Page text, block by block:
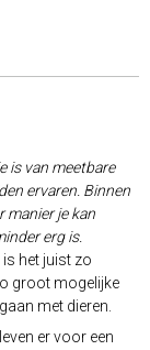
is van meetbare
ervaren. Binnen
manier je kan
erg is.
het juist zo
groot mogelijke
met dieren.
er voor een